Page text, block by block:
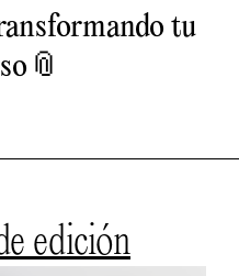
tu
📎
edición